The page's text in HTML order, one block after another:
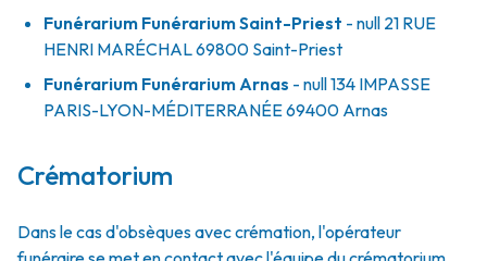
Funérarium Funérarium Saint-Priest - null 21 RUE
HENRI MARÉCHAL69800 Saint-Priest
Funérarium Funérarium Arnas - null134 IMPASSE
PARIS-LYON-MÉDITERRANÉE69400 Arnas
Crématorium
Dans le cas d'obsèques avec crémation, l'opérateur